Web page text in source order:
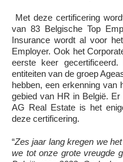
Met deze certificering
van 83 Belgische Top
Insurance wordt al voor
Employer. Ook het
eerste keer
entiteiten van de groep
hebben, een erkenning van
gebied van HR in België.
AG Real Estate is het
deze certificering.
“Zes jaar lang kregen we
we tot onze grote vreugde